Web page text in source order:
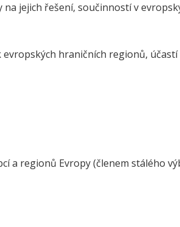
jejich řešení, součinností v
hraničních regionů, účastí
a regionů Evropy (členem stálého